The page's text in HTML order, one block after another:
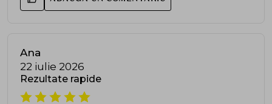
Ana
22 iulie 2026
Rezultate rapide